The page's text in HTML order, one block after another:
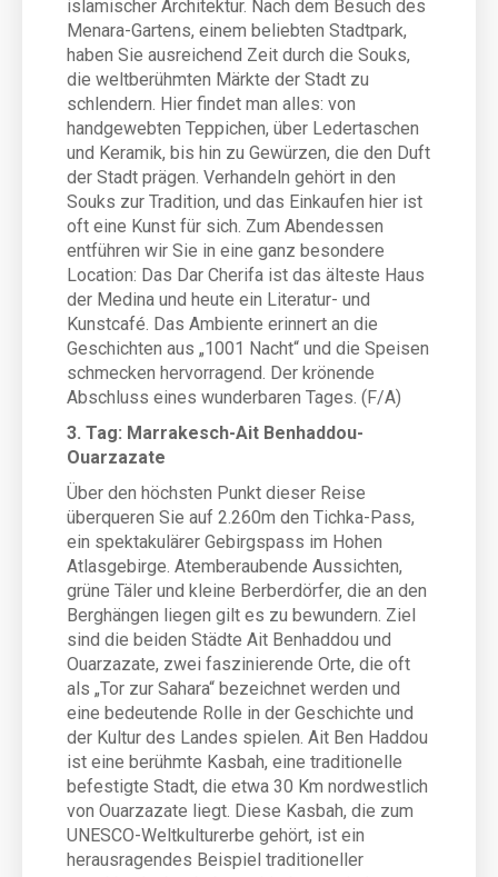
islamischer Architektur. Nach dem Besuch des
Menara-Gartens, einem beliebten Stadtpark,
haben Sie ausreichend Zeit durch die Souks,
die weltberühmten Märkte der Stadt zu
schlendern. Hier findet man alles: von
handgewebten Teppichen, über Ledertaschen
und Keramik, bis hin zu Gewürzen, die den Duft
der Stadt prägen. Verhandeln gehört in den
Souks zur Tradition, und das Einkaufen hier ist
oft eine Kunst für sich. Zum Abendessen
entführen wir Sie in eine ganz besondere
Location: Das Dar Cherifa ist das älteste Haus
der Medina und heute ein Literatur- und
Kunstcafé. Das Ambiente erinnert an die
Geschichten aus „1001 Nacht“ und die Speisen
schmecken hervorragend. Der krönende
Abschluss eines wunderbaren Tages. (F/A)
3. Tag: Marrakesch-Ait Benhaddou-
Ouarzazate
Über den höchsten Punkt dieser Reise
überqueren Sie auf 2.260m den Tichka-Pass,
ein spektakulärer Gebirgspass im Hohen
Atlasgebirge. Atemberaubende Aussichten,
grüne Täler und kleine Berberdörfer, die an den
Berghängen liegen gilt es zu bewundern. Ziel
sind die beiden Städte Ait Benhaddou und
Ouarzazate, zwei faszinierende Orte, die oft
als „Tor zur Sahara“ bezeichnet werden und
eine bedeutende Rolle in der Geschichte und
der Kultur des Landes spielen. Ait Ben Haddou
ist eine berühmte Kasbah, eine traditionelle
befestigte Stadt, die etwa 30 Km nordwestlich
von Ouarzazate liegt. Diese Kasbah, die zum
UNESCO-Weltkulturerbe gehört, ist ein
herausragendes Beispiel traditioneller